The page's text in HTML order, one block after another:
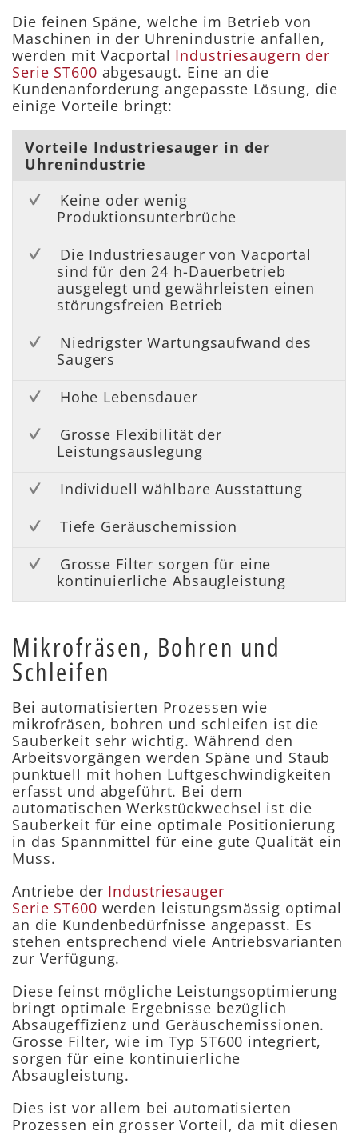
Die feinen Späne, welche im Betrieb von
Maschinen in der Uhrenindustrie anfallen,
werden mit Vacportal Industriesaugern der
Serie ST600 abgesaugt. Eine an die
Kundenanforderung angepasste Lösung, die
einige Vorteile bringt:
Vorteile Industriesauger in der
Uhrenindustrie
Keine oder wenig
Produktionsunterbrüche
Die Industriesauger von Vacportal
sind für den 24 h-Dauerbetrieb
ausgelegt und gewährleisten einen
störungsfreien Betrieb
Niedrigster Wartungsaufwand des
Saugers
Hohe Lebensdauer
Grosse Flexibilität der
Leistungsauslegung
Individuell wählbare Ausstattung
Tiefe Geräuschemission
Grosse Filter sorgen für eine
kontinuierliche Absaugleistung
Mikrofräsen, Bohren und
Schleifen
Bei automatisierten Prozessen wie
mikrofräsen, bohren und schleifen ist die
Sauberkeit sehr wichtig. Während den
Arbeitsvorgängen werden Späne und Staub
punktuell mit hohen Luftgeschwindigkeiten
erfasst und abgeführt. Bei dem
automatischen Werkstückwechsel ist die
Sauberkeit für eine optimale Positionierung
in das Spannmittel für eine gute Qualität ein
Muss.
Antriebe der Industriesauger
Serie ST600 werden leistungsmässig optimal
an die Kundenbedürfnisse angepasst. Es
stehen entsprechend viele Antriebsvarianten
zur Verfügung.
Diese feinst mögliche Leistungsoptimierung
bringt optimale Ergebnisse bezüglich
Absaugeffizienz und Geräuschemissionen.
Grosse Filter, wie im Typ ST600 integriert,
sorgen für eine kontinuierliche
Absaugleistung.
Dies ist vor allem bei automatisierten
Prozessen ein grosser Vorteil, da mit diesen